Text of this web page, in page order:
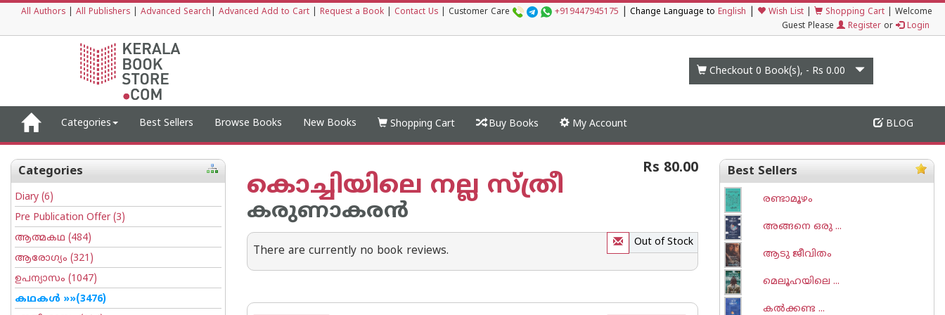
All Authors All Publishers Advanced Search Advanced Add to Cart Request a Book Contact Us Customer Care +919447945175 Change Language to English Wish List Shopping Cart
Welcome
Guest Please
Register or Login
Checkout 0 Book(s), - Rs 0.00
Categories Best Sellers Browse Books New Books Shopping Cart Buy Books My Account BLOG
Categories
Diary (6)
Pre Publication Offer(3)
ആത്മകഥ (484)
ആരോഗ്യം (321)
ഉപന്യാസം (1047)
കഥകള്‍ »»(3476)
കൊച്ചിയിലെ നല്ല സ്ത്രീ
കരുണാകരന്‍‌
Rs 80.00
Out of Stock
There are currently no book reviews.
Best Sellers
രണ്ടാമൂഴം
അങ്ങനെ ഒരു ...
ആടു ജീവിതം
മെലൂഹയിലെ ...
കല്‍ക്കണ്ട ...